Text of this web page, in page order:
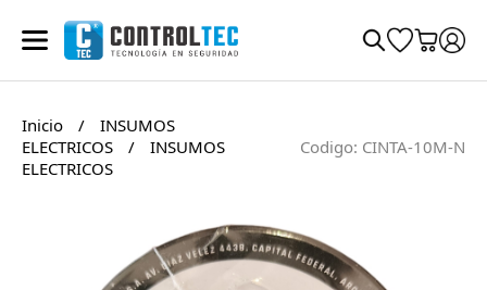
Inicio /
INSUMOS
ELECTRICOS
/
INSUMOS
ELECTRICOS
Codigo: CINTA-10M-N